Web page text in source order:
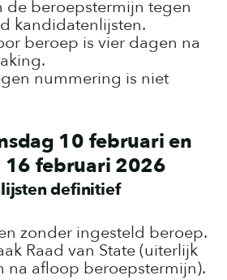
de beroepstermijn tegen
kandidatenlijsten.
beroep is vier dagen na
nummering is niet
10 februari en
16 februari 2026
definitief
zonder ingesteld beroep.
Raad van State (uiterlijk
na afloop beroepstermijn).